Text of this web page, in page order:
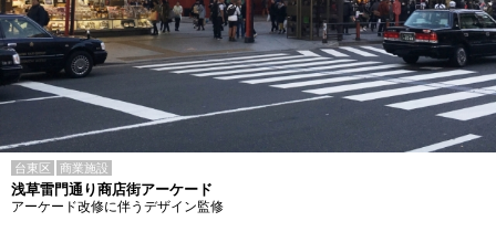
台東区 商業施設
浅草雷門通り商店街アーケード
アーケード改修に伴うデザイン監修